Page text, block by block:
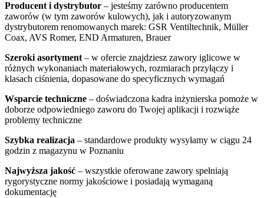
Producent i dystrybutor – jesteśmy zarówno producentem
zaworów (w tym zaworów kulowych), jak i autoryzowanym
dystrybutorem renomowanych marek: GSR Ventiltechnik, Müller
Coax, AVS Romer, END Armaturen, Brauer
Szeroki asortyment– w ofercie znajdziesz zawory iglicowe w
różnych wykonaniach materiałowych, rozmiarach przyłączy i
klasach ciśnienia, dopasowane do specyficznych wymagań
Wsparcie techniczne – doświadczona kadra inżynierska pomoże w
doborze odpowiedniego zaworu do Twojej aplikacji i rozwiąże
problemy techniczne
Szybka realizacja – standardowe produkty wysyłamy w ciągu 24
godzin z magazynu w Poznaniu
Najwyższa jakość – wszystkie oferowane zawory spełniają
rygorystyczne normy jakościowe i posiadają wymaganą
dokumentację